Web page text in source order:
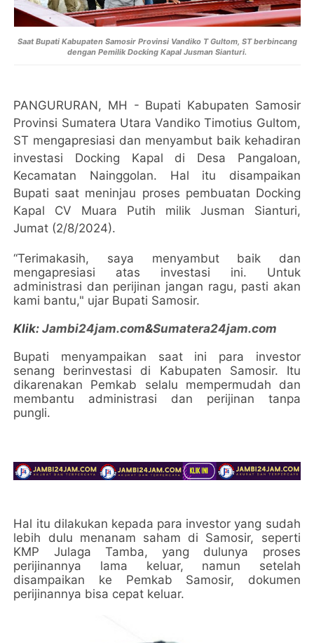
Saat Bupati Kabupaten Samosir Provinsi Vandiko T Gultom, ST berbincang
dengan Pemilik Docking Kapal Jusman Sianturi.
PANGURURAN, MH - Bupati Kabupaten Samosir
Provinsi Sumatera Utara Vandiko Timotius Gultom,
ST mengapresiasi dan menyambut baik kehadiran
investasi Docking Kapal di Desa Pangaloan,
Kecamatan Nainggolan. Hal itu disampaikan
Bupati saat meninjau proses pembuatan Docking
Kapal CV Muara Putih milik Jusman Sianturi,
Jumat (2/8/2024).
“Terimakasih, saya menyambut baik dan
mengapresiasi atas investasi ini. Untuk
administrasi dan perijinan jangan ragu, pasti akan
kami bantu," ujar Bupati Samosir.
Klik:Jambi24jam.com&Sumatera24jam.com
Bupati menyampaikan saat ini para investor
senang berinvestasi di Kabupaten Samosir. Itu
dikarenakan Pemkab selalu mempermudah dan
membantu administrasi dan perijinan tanpa
pungli.
Hal itu dilakukan kepada para investor yang sudah
lebih dulu menanam saham di Samosir, seperti
KMP Julaga Tamba, yang dulunya proses
perijinannya lama keluar, namun setelah
disampaikan ke Pemkab Samosir, dokumen
perijinannya bisa cepat keluar.